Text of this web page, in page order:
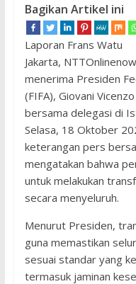
Bagikan Artikel ini
Laporan Frans Watu
Jakarta,
menerima Presiden
(FIFA), Giovani
bersama delegasi di
Selasa, 18 Oktober
keterangan pers
mengatakan bahwa
untuk melakukan
secara menyeluruh.
Menurut Presiden,
guna memastikan
sesuai standar yang
termasuk jaminan